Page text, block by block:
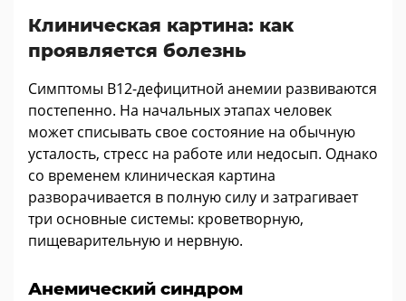
Клиническая картина: как
проявляется болезнь
Симптомы В12-дефицитной анемии развиваются
постепенно. На начальных этапах человек
может списывать свое состояние на обычную
усталость, стресс на работе или недосып. Однако
со временем клиническая картина
разворачивается в полную силу и затрагивает
три основные системы: кроветворную,
пищеварительную и нервную.
Анемический синдром